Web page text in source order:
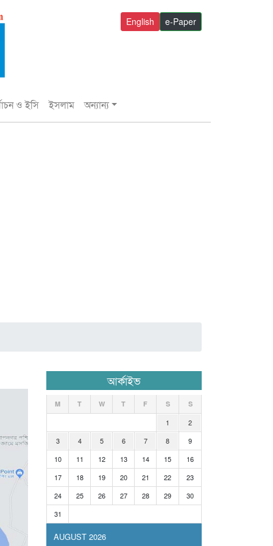
e-Paper
English
ও ইসি ইসলাম অন্যান্য
আর্কাইভ
AUGUST 2026
M T W T F S S
1
2
3
4 5 6 7 8
9
10
11 12 13 14 15
16
17
18 19 20 21 22
23
24
25 26 27 28 29
30
31